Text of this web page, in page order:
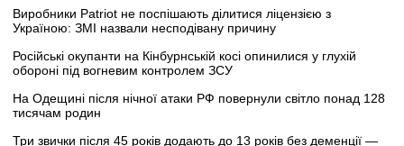
Виробники Patriot не поспішають ділитися ліцензією з
Україною: ЗМІ назвали несподівану причину
Російські окупанти на Кінбурнській косі опинилися у глухій
обороні під вогневим контролем ЗСУ
На Одещині після нічної атаки РФ повернули світло понад 128
тисячам родин
Три звички після 45 років додають до 13 років без деменції —